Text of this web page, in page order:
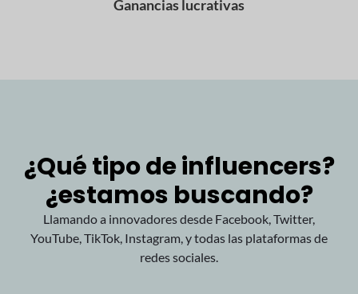
Ganancias lucrativas
¿Qué tipo de influencers?
¿estamos buscando?
Llamando a innovadores desde Facebook,Twitter,
YouTube, TikTok, Instagram,y todas las plataformas de
redes sociales.